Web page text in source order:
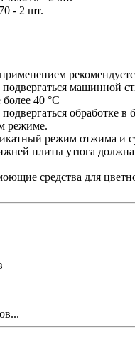
- 2 шт.
машинной
более 40 °С
обработке в
режиме.
режим отжима и
плиты утюга должна
средства для